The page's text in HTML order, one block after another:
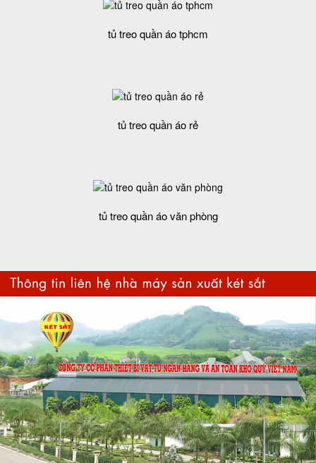
tủ treo quần áo tphcm
tủ treo quần áo rẻ
tủ treo quần áo văn phòng